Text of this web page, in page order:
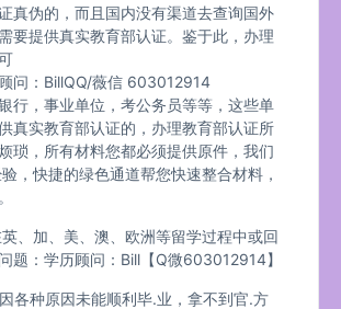
真伪的，而且国内没有渠道去查询国外
要提供真实教育部认证。鉴于此，办理
问：BillQQ/薇信 603012914
行，事业单位，考公务员等等，这些单
真实教育部认证的，办理教育部认证所
琐，所有材料您都必须提供原件，我们
，快捷的绿色通道帮您快速整合材料，
、加、美、澳、欧洲等留学过程中或回
题：学历顾问：Bill【Q微603012914】
各种原因未能顺利毕.业，拿不到官.方